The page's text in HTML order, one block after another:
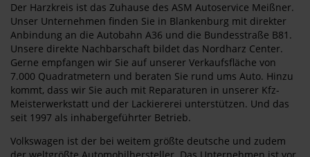
Der Harzkreis ist das Zuhause des ASM Autoservice Meißner.
Unser Unternehmen finden Sie in Blankenburg mit direkter
Anbindung an die Autobahn A36 und die Bundesstraße B81.
Unsere direkte Nachbarschaft bildet das Nordharz Center.
Gerne empfangen wir Sie auf unserer Verkaufsfläche von
7.000 Quadratmetern und beraten Sie rund ums Auto. Hinzu
kommt, dass wir Sie auch mit Reparaturen in unserer Kfz-
Meisterwerkstatt und der Lackiererei unterstützen. Und das
seit 1997 als inhabergeführter Betrieb.
Volkswagen ist der bei weitem größte deutsche und zudem